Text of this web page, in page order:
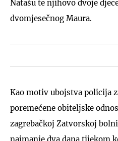
Natašu te njihovo dvoje
dvomjesečnog Maura.
Kao motiv ubojstva policija
poremećene obiteljske
zagrebačkoj Zatvorskoj
najmanje dva dana tijekom